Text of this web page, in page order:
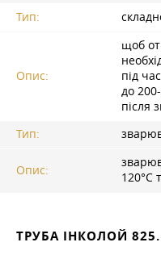
Тип:
Опис:
щоб
під
до
після
Тип:
Опис:
120°C
ТРУБА ІНКОЛОЙ